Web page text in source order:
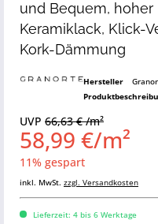
und Bequem,
Keramiklack, Klick-
Kork-Dämmung
Hersteller
UVP 66,63 € /m²
58,99 €/m²
11% gespart
inkl. MwSt. zzgl. Versandkosten
Lieferzeit: 4 bis 6 Werktage